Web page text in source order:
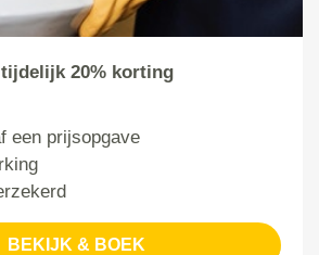
20% korting
een prijsopgave
BEKIJK & BOEK